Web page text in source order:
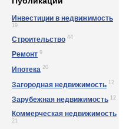
Инвестиции в недвижимость
19
Строительство 44
Ремонт 9
Ипотека 20
Загородная недвижимость 12
Зарубежная недвижимость 12
Коммерческая недвижимость
21